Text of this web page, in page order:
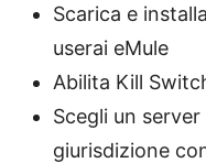
Scarica e
userai eMule
Abilita Kill
Scegli un
giurisdizione